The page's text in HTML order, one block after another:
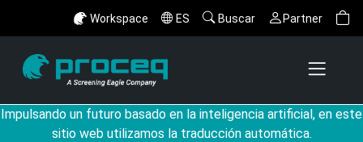
Workspace ES Buscar Partner
Impulsando un futuro basado en la inteligencia artificial, en este
sitio web utilizamos la traducción automática.